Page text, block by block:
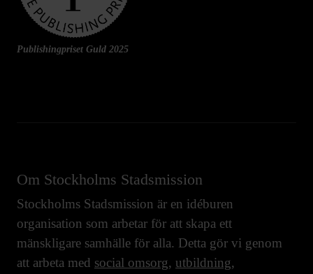
Publishingpriset Guld 2025
Om Stockholms Stadsmission
Stockholms Stadsmission är en idéburen
organisation som arbetar för att skapa ett
mänskligare samhälle för alla. Detta gör vi genom
att arbeta med social omsorg, utbildning,